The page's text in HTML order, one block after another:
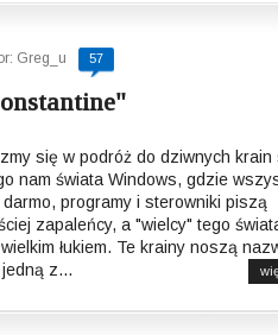
Greg_u 57
się w podróż do dziwnych krain
nam świata Windows, gdzie
programy i sterowniki piszą
zapaleńcy, a "wielcy" tego
łukiem. Te krainy noszą
z...